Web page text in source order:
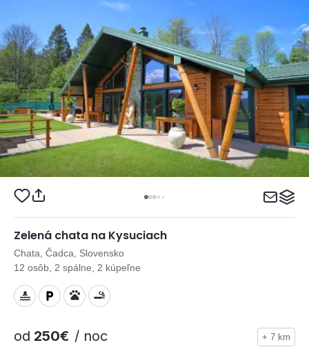
Zelená chata na Kysuciach
Chata, Čadca, Slovensko
12 osôb, 2 spálne, 2 kúpeľne
od 250€ / noc + 7 km